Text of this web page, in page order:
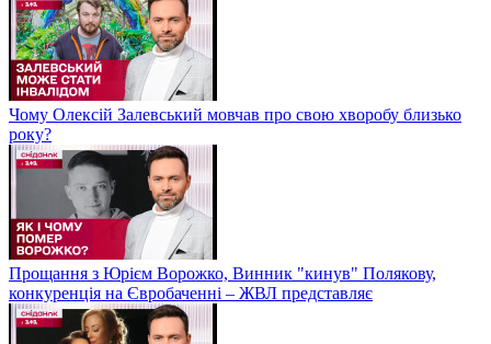
Чому Олексій Залевський мовчав про свою хворобу близько
року?
Прощання з Юрієм Ворожко, Винник "кинув" Полякову,
конкуренція на Євробаченні – ЖВЛ представляє